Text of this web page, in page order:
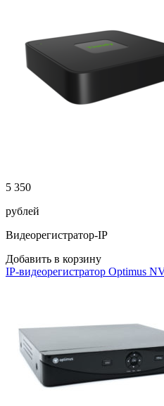
5 350
рублей
Видеорегистратор-IP
Добавить в корзину
IP-видеорегистратор Optimus